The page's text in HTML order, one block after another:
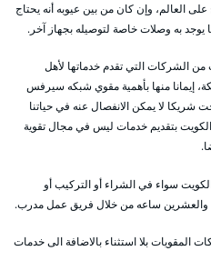
العالم، وإن كان من بين عيوبه أنه يحتاج
به وصلات خاصة لتوصيله بجهاز آخر.
الشركات التي تقدم خدماتها لأهل
إيمانا منها بأهمية مقوي شبكه سيرفس
شريكا لا يمكن الانفصال عنه في حياتنا
بتقديم خدمات ليس في مجال تقوية
سواء في الشراء أو التركيب أو
والعشرين ساعه من خلال فريق عمل مدرب.
بلا استثناء بالاضافة الى خدمات